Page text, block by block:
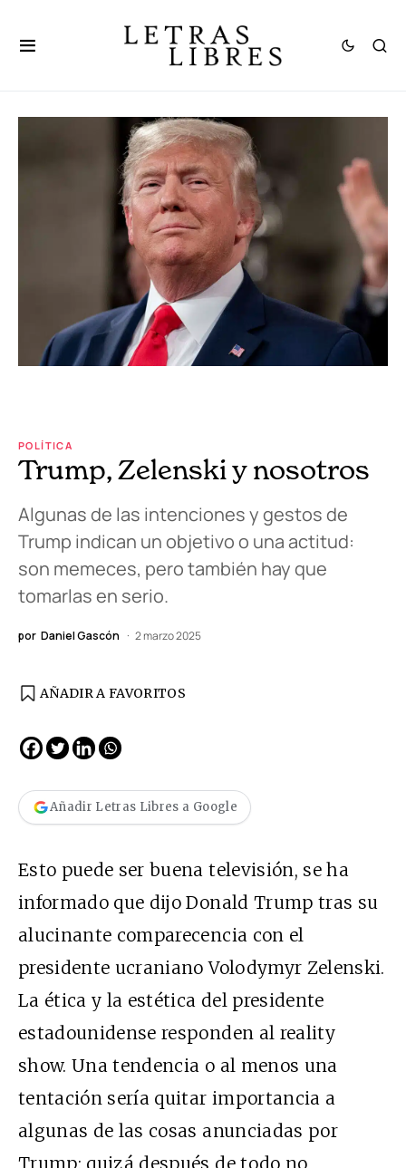
POLÍTICA
Trump, Zelenski y nosotros
Algunas de las intenciones y gestos de
Trump indican un objetivo o una actitud:
son memeces, pero también hay que
tomarlas en serio.
por Daniel Gascón 2 marzo 2025
AÑADIR A FAVORITOS
Añadir Letras Libres a Google
Esto puede ser buena televisión, se ha
informado que dijo Donald Trump tras su
alucinante comparecencia con el
presidente ucraniano Volodymyr Zelenski.
La ética y la estética del presidente
estadounidense responden al reality
show. Una tendencia o al menos una
tentación sería quitar importancia a
algunas de las cosas anunciadas por
Trump: quizá después de todo no